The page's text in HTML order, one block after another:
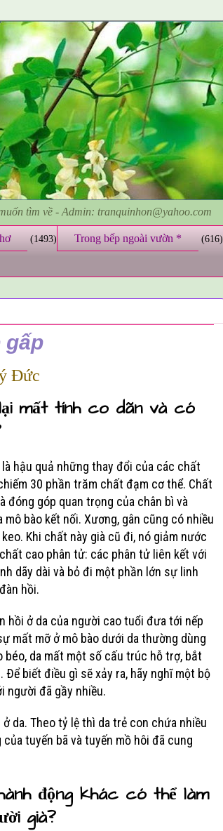
tìm về - Admin: tranquinhon@yahoo.com
(1493) Trong bếp ngoài vườn * (616)
gấp
Đức
mất tính co dãn và có
là hậu quả những thay đổi của các chất
30 phần trăm chất đạm cơ thể. Chất
đóng góp quan trọng của chân bì và
mô bào kết nối. Xương, gân cũng có nhiều
Khi chất này già cũ đi, nó giảm nước
cao phân tử: các phân tử liên kết với
dãy dài và bỏ đi một phần lớn sự linh
hồi.
hồi ở da của người cao tuổi đưa tới nếp
mất mỡ ở mô bào dưới da thường dùng
béo, da mất một số cấu trúc hỗ trợ, bắt
biết điều gì sẽ xảy ra, hãy nghĩ một bộ
người đã gầy nhiều.
da. Theo tỷ lệ thì da trẻ con chứa nhiều
tuyến bã và tuyến mồ hôi đã cung
động khác có thể làm
già?